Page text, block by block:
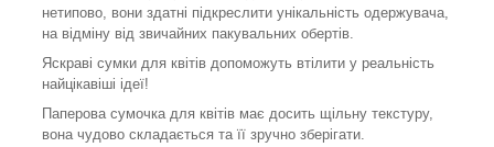
нетипово, вони здатні підкреслити унікальність одержувача,
на відміну від звичайних пакувальних обертів.
Яскраві сумки для квітів допоможуть втілити у реальність
найцікавіші ідеї!
Паперова сумочка для квітів має досить щільну текстуру,
вона чудово складається та її зручно зберігати.